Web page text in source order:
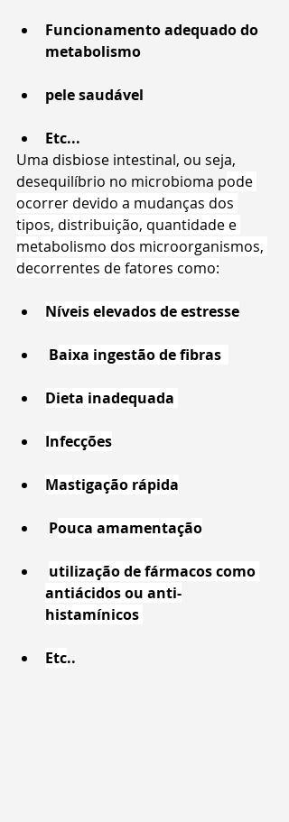
Funcionamento adequado do
metabolismo
pele saudável
Etc...
Uma disbiose intestinal, ou seja,
desequilíbrio no microbioma pode
ocorrer devido a mudanças dos
tipos, distribuição, quantidade e
metabolismo dos microorganismos,
decorrentes de fatores como:
Níveis elevados de estresse
Baixa ingestão de fibras
Dieta inadequada
Infecções
Mastigação rápida
Pouca amamentação
utilização de fármacos como
antiácidos ou anti-
histamínicos
Etc..